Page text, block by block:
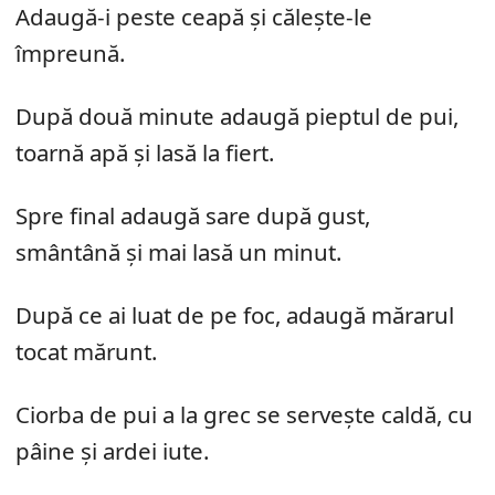
Adaugă-i peste ceapă și călește-le
împreună.
După două minute adaugă pieptul de pui,
toarnă apă și lasă la fiert.
Spre final adaugă sare după gust,
smântână și mai lasă un minut.
După ce ai luat de pe foc, adaugă mărarul
tocat mărunt.
Ciorba de pui a la grec se servește caldă, cu
pâine și ardei iute.